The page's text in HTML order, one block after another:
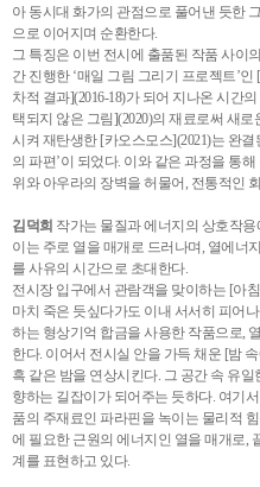
아 동시대 화가의 관점으로 풀어낸 듯한
으로 이어지며 순환한다.
그 특징은 이번 전시에 출품된 작품 사이
간 진행한 ‘매일 그림 그리기 프로젝트’
차적 결과](2016-18)가 되어 지나온 시간
택되지 않은 그림](2020)의 재료로써 새
시켜 재탄생한 [카오스모스](2021)는 완
의 파편’이 되었다. 이와 같은 과정을 통
위와 아우라의 장벽을 허물어, 전통적인
김덕희 작가는 물질과 에너지의 상호작
이는 주로 열을 매개로 드러나며, 열에너
를 사유의 시간으로 초대한다.
전시장 입구에서 관람객을 맞이하는 [아
마치 죽은 듯싶다가도 이내 서서히 피어
하는 형상기억 합금을 사용한 작품으로,
한다. 이어서 전시실 안을 가득 채운 [밤
흑 같은 밤을 연상시킨다. 그 공간 속 유
향하는 길잡이가 되어주는 듯하다. 여기
품의 주재료인 파라핀을 녹이는 물리적
에 필요한 근원의 에너지인 열을 매개로,
계를 표현하고 있다.